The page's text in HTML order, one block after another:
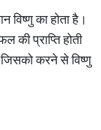
विष्णु का होता है।
की प्राप्ति होती
करने से विष्णु